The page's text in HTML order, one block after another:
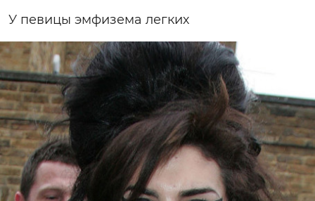
У певицы эмфизема легких